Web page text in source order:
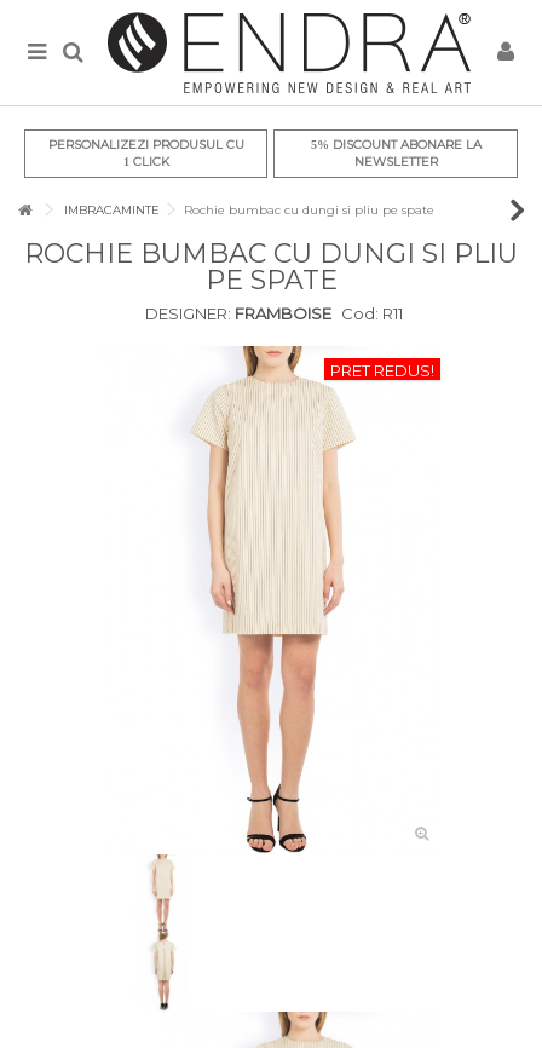
PERSONALIZEZI PRODUSUL CU
1CLICK
5% DISCOUNT ABONARE LA
NEWSLETTER
IMBRACAMINTE Rochie bumbac cu dungi si pliu pe spate
ROCHIE BUMBAC CU DUNGI SI PLIU
PE SPATE
DESIGNER: FRAMBOISE Cod: R11
PRET REDUS!